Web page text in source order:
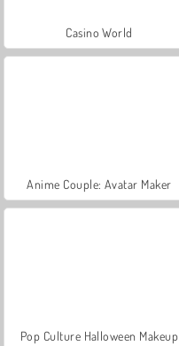
Casino World
Anime Couple: Avatar Maker
Pop Culture Halloween Makeup